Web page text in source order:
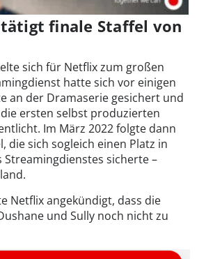
finale Staffel von
sich für Netflix zum großen
hatte sich vor einigen
an der Dramaserie gesichert und
ersten selbst produzierten
Im März 2022 folgte dann
die sich sogleich einen Platz in
Streamingdienstes sicherte –
Netflix angekündigt, dass die
und Sully noch nicht zu